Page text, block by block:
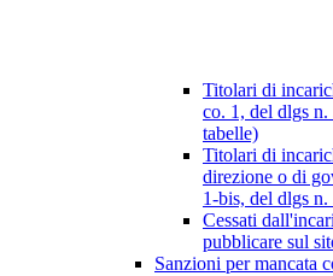
Titolari di
co. 1, del dlgs
tabelle)
Titolari di
direzione o di
1-bis, del dlgs
Cessati
pubblicare sul
Sanzioni per mancata